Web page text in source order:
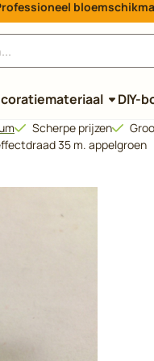
cookies toe.
DIY-
Scherpe prijzen
35 m. appelgroen